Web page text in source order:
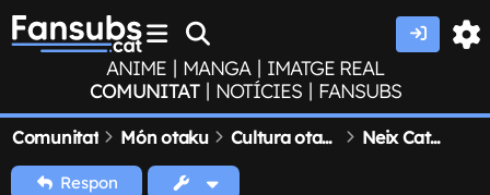
ANIME | MANGA | IMATGE REAL
COMUNITAT | NOTÍCIES | FANSUBS
Comunitat Món otaku Cultura otaku Neix Catway Edicions
Respon